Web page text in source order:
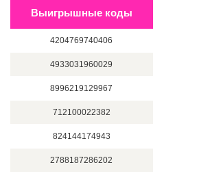
Выигрышные коды
4204769740406
4933031960029
8996219129967
712100022382
824144174943
2788187286202